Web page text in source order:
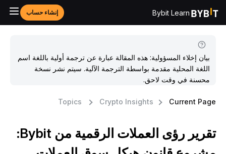
Bybit Learn إنشاء حساب
بيان إخلاء المسؤولية: هذه المقالة عبارة عن ترجمة أولية باللغة اسم
اللغة المحلية مقدمة بواسطة الترجمة الآلية. سيتم نشر نسخة
محسنة في وقت لاحق.
Topics Crypto Insights Current
تقرير رؤى العملات الرقمية من Bybit: